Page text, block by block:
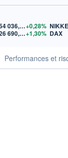
54 036,93+0,28%
26 690,62+1,30% DAX
Performances et